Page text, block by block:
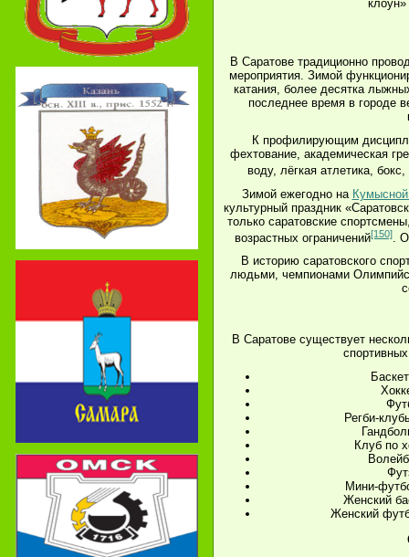
В Саратове традиционно
мероприятия. Зимой
катания, более десятка
последнее время в городе
К профилирующим
фехтование, академическая
воду, лёгкая атлетика,
Зимой ежегодно на
культурный праздник
только саратовские
возрастных ограничений[150]
.
В историю саратовского
людьми, чемпионами
В Саратове существует
Регби-
Клуб по
Мини-
Женский
Женский